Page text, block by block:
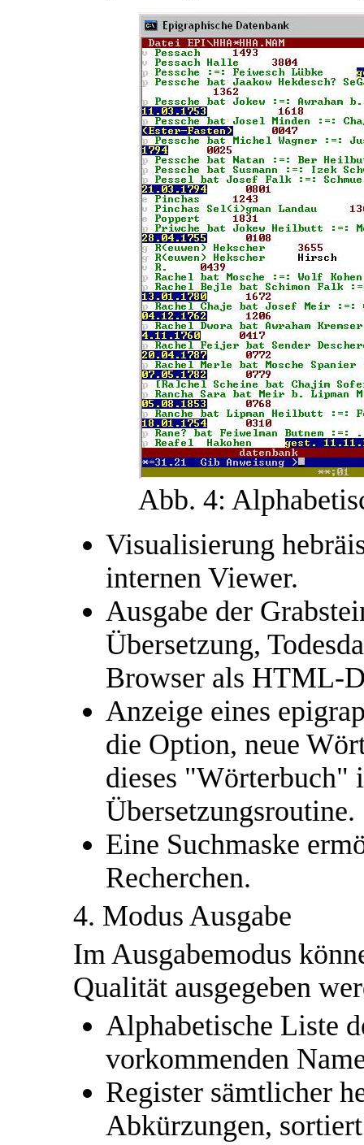
Abb. 4:
Visualisierung
internen Viewer.
Ausgabe der
Übersetzung,
Browser als HTML-
Anzeige eines
die Option, neue
dieses "Wörterbuch"
Übersetzungsroutine.
Eine Suchmaske
Recherchen.
4. Modus Ausgabe
Im Ausgabemodus
Qualität ausgegeben
Alphabetische Liste
vorkommenden
Register sämtlicher
Abkürzungen,